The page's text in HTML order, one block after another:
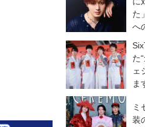
た
へ
た
ェ
ま
ミ
装